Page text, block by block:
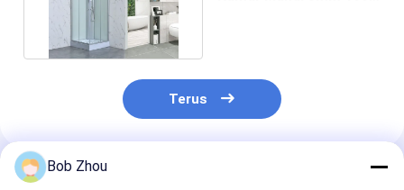
Terus
Rekomendasi Produk
Bob Zhou